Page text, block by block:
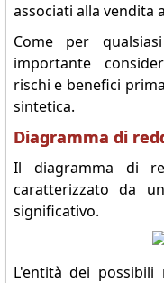
associati alla vendita
Come per
importante
rischi e benefici
sintetica.
Diagramma di
Il diagramma di
caratterizzato da
significativo.
L'entità dei